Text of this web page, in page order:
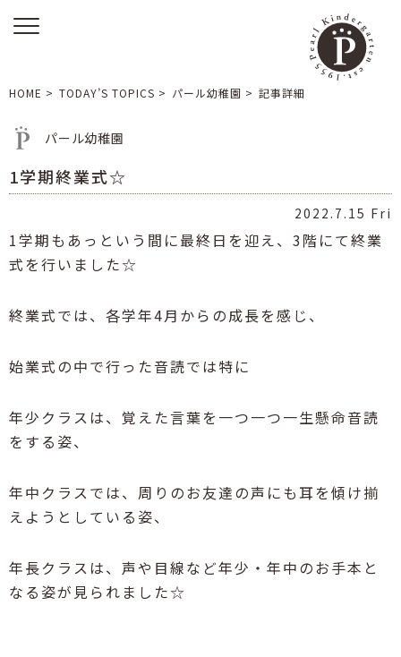
HOME > TODAY’S TOPICS > パール幼稚園 > 記事詳細
パール幼稚園
1学期終業式☆
2022.7.15 Fri
1学期もあっという間に最終日を迎え、3階にて終業
式を行いました☆
終業式では、各学年4月からの成長を感じ、
始業式の中で行った音読では特に
年少クラスは、覚えた言葉を一つ一つ一生懸命音読
をする姿、
年中クラスでは、周りのお友達の声にも耳を傾け揃
えようとしている姿、
年長クラスは、声や目線など年少・年中のお手本と
なる姿が見られました☆